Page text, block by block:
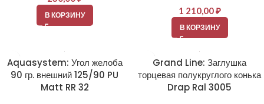
В КОРЗИНУ 1 210,00₽
В КОРЗИНУ
Aquasystem: Угол желоба
90 гр. внешний 125/90 PU
Matt RR 32
Grand Line: Заглушка
торцевая полукруглого конька
Drap Ral 3005